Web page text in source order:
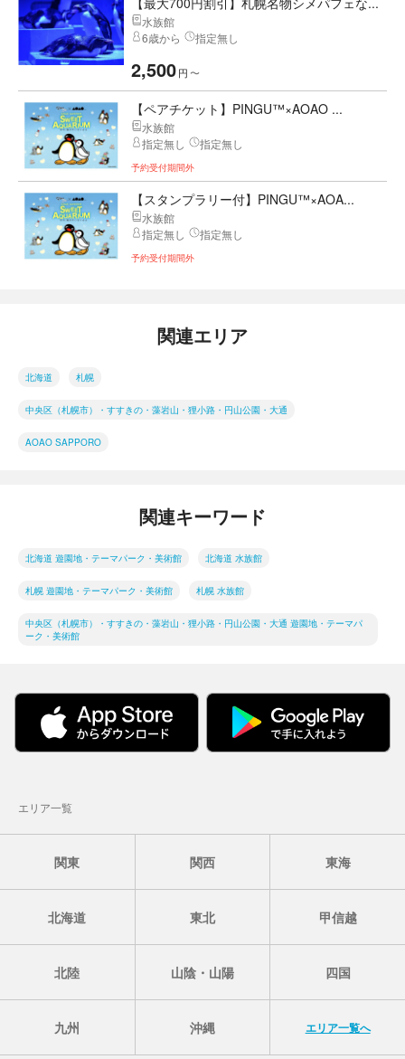
水族館
6歳から
指定無し
2,500円 〜
【ペアチケット】PINGU™×AOAO ...
水族館
指定無し
指定無し
予約受付期間外
【スタンプラリー付】PINGU™×AOA...
水族館
指定無し
指定無し
予約受付期間外
関連エリア
北海道 札幌
中央区（札幌市）・すすきの・藻岩山・狸小路・円山公園・大通
AOAO SAPPORO
関連キーワード
北海道 遊園地・テーマパーク・美術館 北海道 水族館
札幌 遊園地・テーマパーク・美術館 札幌 水族館
中央区（札幌市）・すすきの・藻岩山・狸小路・円山公園・大通 遊園地・テーマパ
ーク・美術館
エリア一覧
関東 関西 東海
北海道 東北 甲信越
北陸 山陰・山陽 四国
九州 沖縄 エリア一覧へ